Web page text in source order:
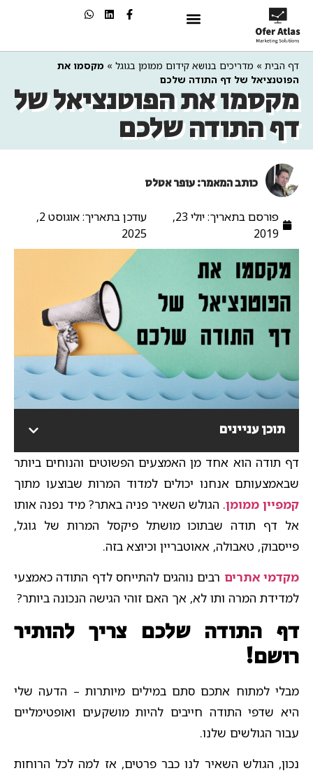
דף הבית » מדריכים בנושא קידום ממומן בגוגל » מקסמו את
הפוטנציאל של דף התודה שלכם
מקסמו את הפוטנציאל של
דף התודה שלכם
כותב המאמר: עופר אטלס
פורסם בתאריך:
יולי 23,
2019
עודכן בתאריך: אוגוסט 2,
2025
תוכן עניינים
דף תודה הוא אחד מן האמצעים הפשוטים והנוחים ביותר
שבאמצעותם אנחנו יכולים למדוד המרות שבוצעו מתוך
קמפיין ממומן. הגולש השאיר פניה באתר? מיד נפנה אותו
אל דף תודה שבתוכו מושתל פיקסל המרות של גוגל,
פייסבוק, טאבולה, אאוטבריין וכיוצא בזה.
מקדמי אתרים רבים נוהגים להתייחס לדף התודה כאמצעי
למדידת המרה ותו לא, אך האם זוהי הגישה הנכונה ביותר?
דף התודה שלכם צריך להותיר
רושם!
מבלי למתוח אתכם סתם במילים מיותרות – הדעה שלי
היא שדפי התודה חייבים להיות מושקעים ואופטימליים
עבור הגולשים שלנו.
נכון, הגולש השאיר לנו כבר פרטים, אז למה לכל הרוחות